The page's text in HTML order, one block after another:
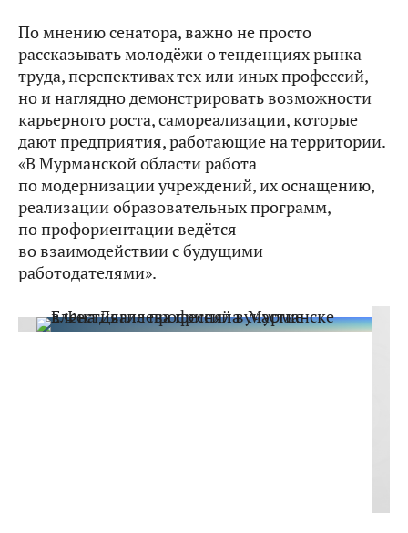
По мнению сенатора, важно не просто
рассказывать молодёжи о тенденциях рынка
труда, перспективах тех или иных профессий,
но и наглядно демонстрировать возможности
карьерного роста, самореализации, которые
дают предприятия, работающие на территории.
«В Мурманской области работа
по модернизации учреждений, их оснащению,
реализации образовательных программ,
по профориентации ведётся
во взаимодействии с будущими
работодателями».